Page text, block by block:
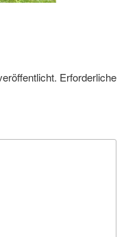
Erforderliche